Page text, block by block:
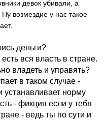
девок убивали, а
возмездие у нас такое
деньги?
вся власть в стране.
владеть и управять?
в таком случае -
устанавливает норму
- фикция если у тебя
- ведь ты по сути и